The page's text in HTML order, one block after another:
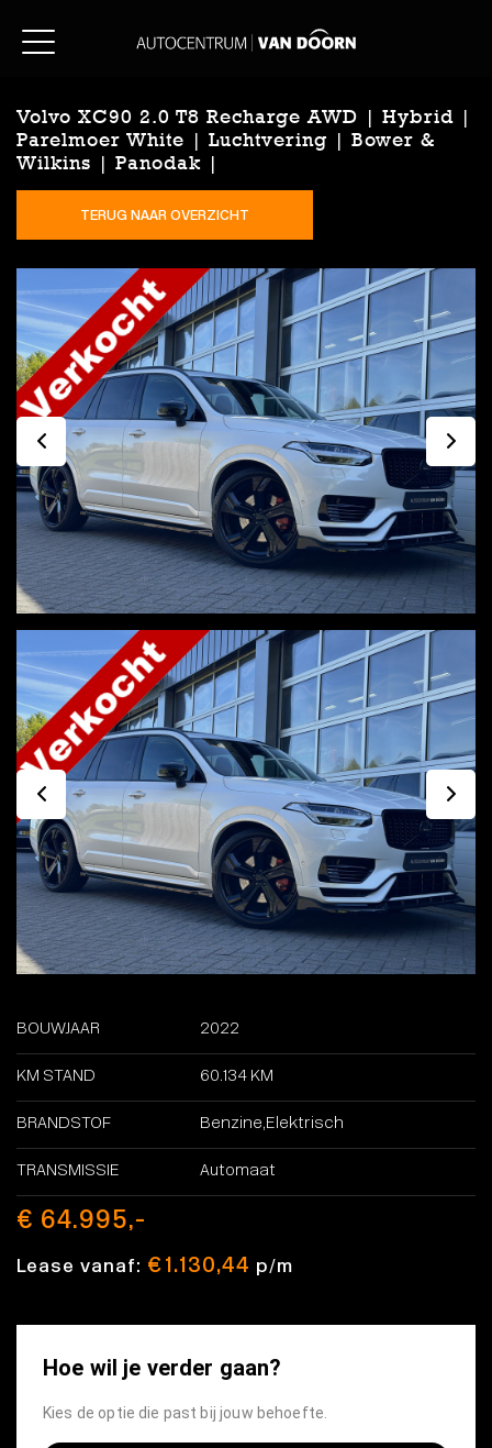
Volvo XC90 2.0 T8 Recharge AWD | Hybrid |
Parelmoer White | Luchtvering | Bower &
Wilkins | Panodak |
TERUG NAAR OVERZICHT
BOUWJAAR 2022
KM STAND 60.134 KM
BRANDSTOF Benzine,Elektrisch
TRANSMISSIE Automaat
€ 64.995,-
Lease vanaf: € 1.130,44 p/m